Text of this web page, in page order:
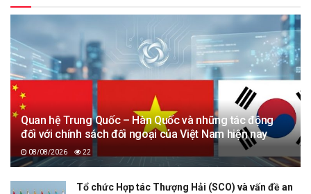
Quan hệ Trung Quốc – Hàn Quốc và những tác động
đối với chính sách đối ngoại của Việt Nam hiện nay
08/08/2026 22
Tổ chức Hợp tác Thượng Hải (SCO) và vấn đề an